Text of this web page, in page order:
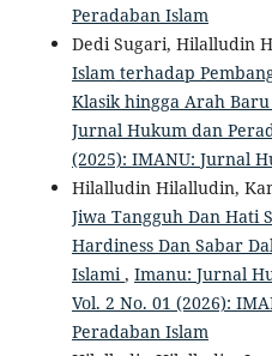
Peradaban Islam
Dedi Sugari, Hilalludin
Islam terhadap
Klasik hingga Arah
Jurnal Hukum dan
(2025): IMANU: Jurnal
Hilalludin Hilalludin,
Jiwa Tangguh Dan Hati
Hardiness Dan Sabar
Islami, Imanu: Jurnal
Vol. 2 No. 01 (2026):
Peradaban Islam